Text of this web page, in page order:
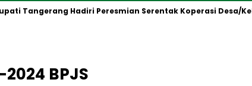
Tangerang Hadiri Peresmian Serentak Koperasi Desa/
BPJS